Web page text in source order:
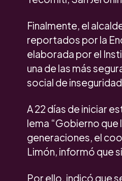
Finalmente, el
reportados por la
elaborada por el
una de las más
social de
A 22 días de iniciar
lema “Gobierno que
generaciones, el
Limón, informó que
Por ello, indicó que